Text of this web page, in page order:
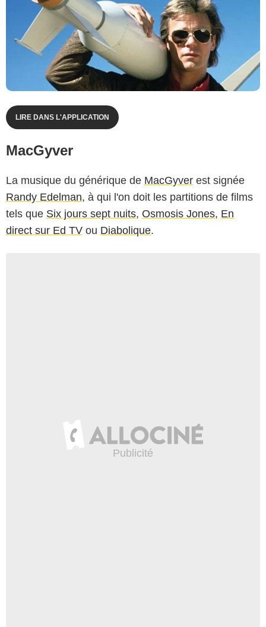
LIRE DANS L'APPLICATION
MacGyver
La musique du générique de MacGyver est signée
Randy Edelman, à qui l'on doit les partitions de films
tels que Six jours sept nuits, Osmosis Jones, En
direct sur Ed TV ou Diabolique.